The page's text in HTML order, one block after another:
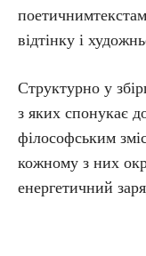
відтінку і
Структурно у
з яких спонукає
філософським
кожному з них
енергетичний